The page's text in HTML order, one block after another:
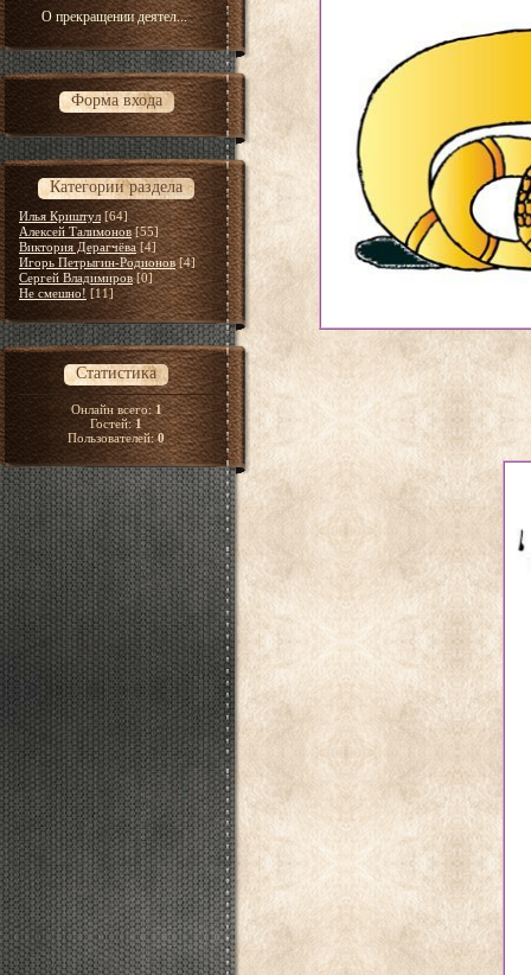
О прекращении деятел...
Форма входа
Категории раздела
Илья Криштул [64]
Алексей Талимонов [55]
Виктория Дерагчёва [4]
Игорь Петрыгин-Родионов [4]
Сергей Владимиров [0]
Не смешно! [11]
Статистика
Онлайн всего:1
Гостей:1
Пользователей:0